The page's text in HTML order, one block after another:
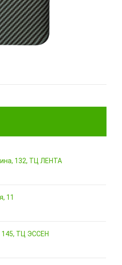
132, ТЦ ЛЕНТА
11
145, ТЦ ЭССЕН